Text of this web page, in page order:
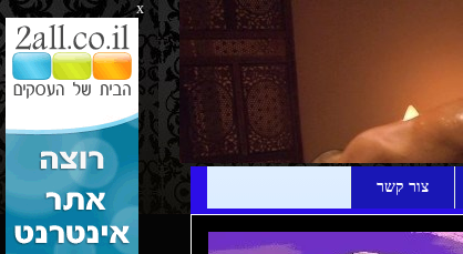
x
צור קשר